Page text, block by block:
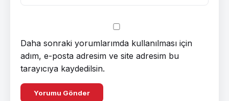
Daha sonraki yorumlarımda kullanılması için
adım, e-posta adresim ve site adresim bu
tarayıcıya kaydedilsin.